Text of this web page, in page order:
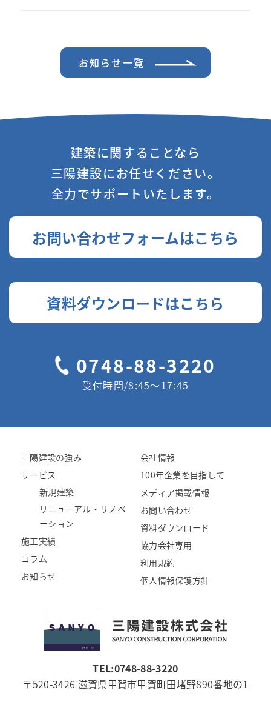
お知らせ一覧
建築に関することなら
三陽建設にお任せください。
全力でサポートいたします。
お問い合わせフォームはこちら
資料ダウンロードはこちら
0748-88-3220
受付時間/8:45〜17:45
TEL:0748-88-3220
〒520-3426 滋賀県甲賀市甲賀町田堵野890番地の1
三陽建設の強み
サービス
新規建築
リニューアル・リノベ
ーション
施工実績
コラム
お知らせ
会社情報
100年企業を目指して
メディア掲載情報
お問い合わせ
資料ダウンロード
協力会社専用
利用規約
個人情報保護方針